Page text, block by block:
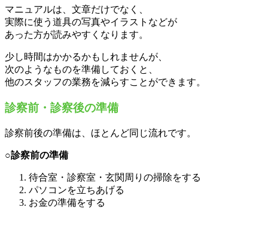
マニュアルは、文章だけでなく、
実際に使う道具の写真やイラストなどが
あった方が読みやすくなります。
少し時間はかかるかもしれませんが、
次のようなものを準備しておくと、
他のスタッフの業務を減らすことができます。
診察前・診察後の準備
診察前後の準備は、ほとんど同じ流れです。
○診察前の準備
待合室・診察室・玄関周りの掃除をする
パソコンを立ちあげる
お金の準備をする